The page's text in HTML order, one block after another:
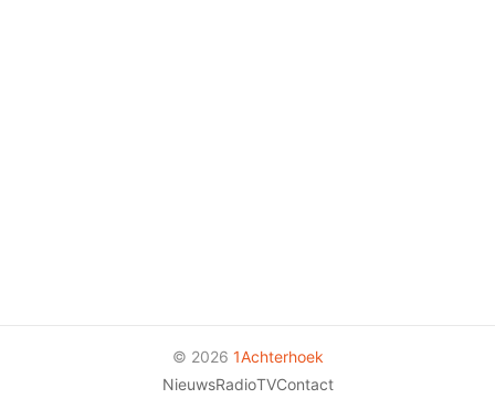
© 2026 1Achterhoek
NieuwsRadioTVContact